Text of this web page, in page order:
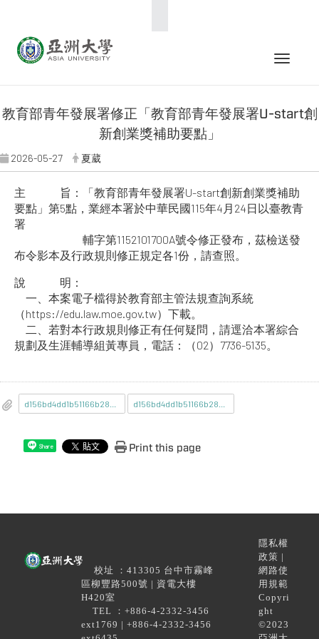
Toggle
教育部青年發展署修正「教育部青年發展署U-start創
新創業獎補助要點」
2026-05-27 夏葳
主 旨：「教育部青年發展署U-start創新創業獎補助
要點」第5點，業經本署於中華民國115年4月24日以臺教青
署
輔字第1152101700A號令修正發布，茲檢送發
布令影本及行政規則修正規定各1份，請查照。
說 明：
一、本案電子檔得於教育部主管法規查詢系統
（https://edu.law.moe.gov.tw）下載。
二、若對本行政規則修正有任何疑問，請逕洽本署綜合
規劃及生涯輔導組黃專員，電話：（02）7736-5135。
Share Print this page
校址 ：413305 台中市霧峰
區柳豐路500號 | 資電大樓
H420室
TEL ：+886-4-2332-3456
ext1769 | +886-4-2332-3456
隱私權
政策 |
網路使
用規範
Copyri
ght
©2023